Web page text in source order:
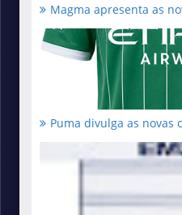
Magma apresenta as
Puma divulga as novas